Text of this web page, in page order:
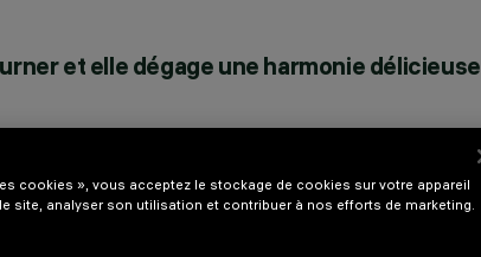
et elle dégage une harmonie délicieuse
cookies », vous acceptez le stockage de cookies sur votre appareil
site, analyser son utilisation et contribuer à nos efforts de marketing.